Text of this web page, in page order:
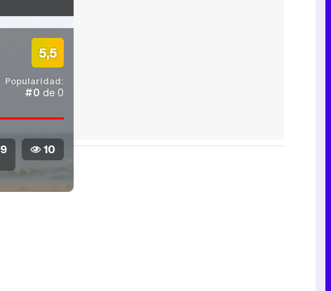
5,5
Popularidad:
#0 de 0
9 10